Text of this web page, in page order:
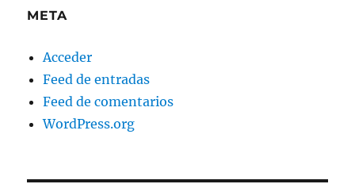
META
Acceder
Feed de entradas
Feed de comentarios
WordPress.org